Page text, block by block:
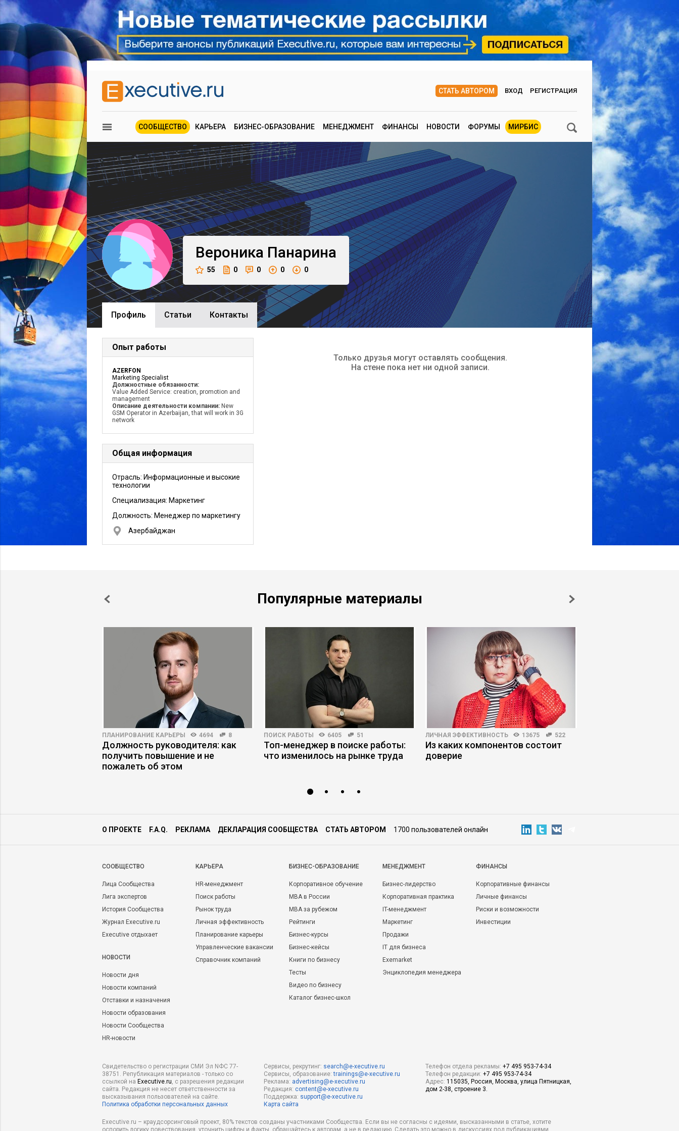
СТАТЬ АВТОРОМ ВХОД РЕГИСТРАЦИЯ
СООБЩЕСТВО КАРЬЕРА БИЗНЕС-ОБРАЗОВАНИЕ МЕНЕДЖМЕНТ ФИНАНСЫ НОВОСТИ ФОРУМЫ МИРБИС
Вероника Панарина
55 0 0 0 0
Профиль Cтатьи Контакты
Опыт работы
AZERFON
Marketing Specialist
Должностные обязанности:
Value Added Service: creation, promotion and
management
Описание деятельности компании: New
GSM Operator in Azerbaijan, that will work in 3G
network
Общая информация
Отрасль: Информационные и высокие
технологии
Специализация: Маркетинг
Должность: Менеджер по маркетингу
Азербайджан
Только друзья могут оставлять сообщения.
На стене пока нет ни одной записи.
Популярные материалы
ПЛАНИРОВАНИЕ КАРЬЕРЫ 4694 8
Должность руководителя: как
получить повышение и не
пожалеть об этом
ПОИСК РАБОТЫ 6405 51
Топ-менеджер в поиске работы:
что изменилось на рынке труда
ЛИЧНАЯ ЭФФЕКТИВНОСТЬ 13675 522
Из каких компонентов состоит
доверие
О ПРОЕКТЕ F.A.Q. РЕКЛАМА ДЕКЛАРАЦИЯ СООБЩЕСТВА СТАТЬ АВТОРОМ 1700 пользователей онлайн
CООБЩЕСТВО
Лица Сообщества
Лига экспертов
История Сообщества
Журнал Executive.ru
Executive отдыхает
НОВОСТИ
Новости дня
Новости компаний
Отставки и назначения
Новости образования
Новости Сообщества
HR-новости
КАРЬЕРА
HR-менеджмент
Поиск работы
Рынок труда
Личная эффективность
Планирование карьеры
Управленческие вакансии
Справочник компаний
БИЗНЕС-ОБРАЗОВАНИЕ
Корпоративное обучение
MBA в России
MBA за рубежом
Рейтинги
Бизнес-курсы
Бизнес-кейсы
Книги по бизнесу
Тесты
Видео по бизнесу
Каталог бизнес-школ
МЕНЕДЖМЕНТ
Бизнес-лидерство
Корпоративная практика
IT-менеджмент
Маркетинг
Продажи
IT для бизнеса
Exemarket
Энциклопедия менеджера
ФИНАНСЫ
Корпоративные финансы
Личные финансы
Риски и возможности
Инвестиции
Свидетельство о регистрации СМИ Эл NФС 77-
38751. Републикация материалов - только со
ссылкой на Executive.ru, с разрешения редакции
сайта. Редакция не несет ответственности за
высказывания пользователей на сайте.
Политика обработки персональных данных
Сервисы, рекрутинг: search@e-xecutive.ru
Сервисы, образование:trainings@e-xecutive.ru
Реклама: advertising@e-xecutive.ru
Редакция: content@e-xecutive.ru
Поддержка: support@e-xecutive.ru
Карта сайта
Телефон отдела рекламы: +7 495 953-74-34
Телефон редакции: +7 495 953-74-34
Адрес: 115035, Россия, Москва, улица Пятницкая,
дом 2-38, строение 3.
Executive.ru – краудсорсинговый проект, 80% текстов созданы участниками Сообщества. Если вы не согласны с идеями, высказанными в статье, хотите
оспорить логику повествования, уточнить цифры и факты, обращайтесь к авторам, а не в редакцию. Сделать это можно в дискуссиях под публикациями.